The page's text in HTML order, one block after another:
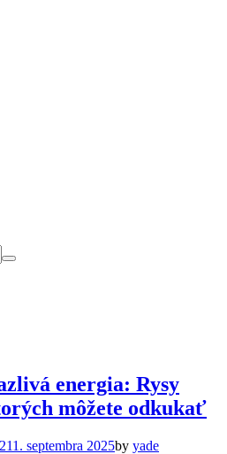
energia: Rysy
môžete odkukať
11. septembra 2025by yade